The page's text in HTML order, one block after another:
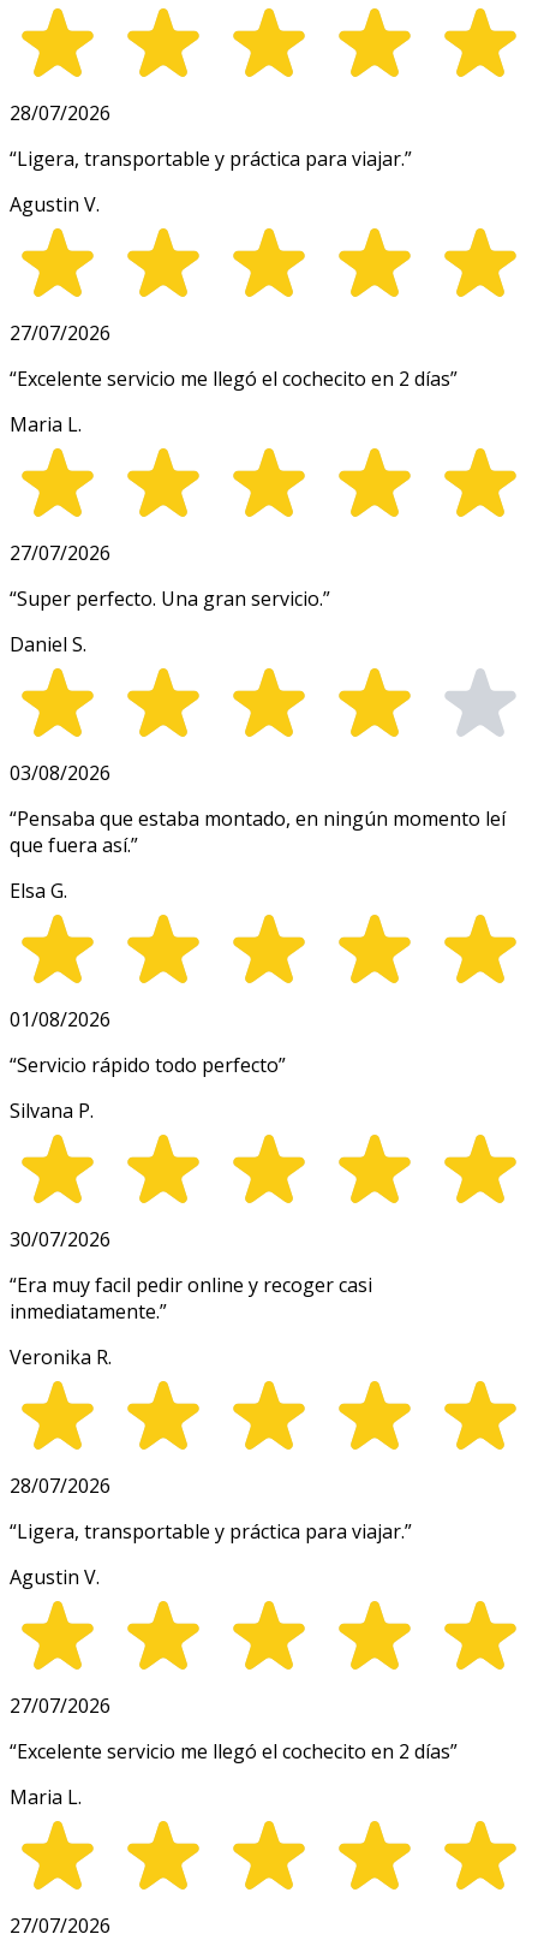
28/07/2026
“Ligera, transportable y práctica para viajar.”
Agustin V.
27/07/2026
“Excelente servicio me llegó el cochecito en 2 días”
Maria L.
27/07/2026
“Super perfecto. Una gran servicio.”
Daniel S.
03/08/2026
“Pensaba que estaba montado, en ningún momento leí
que fuera así.”
Elsa G.
01/08/2026
“Servicio rápido todo perfecto”
Silvana P.
30/07/2026
“Era muy facil pedir online y recoger casi
inmediatamente.”
Veronika R.
28/07/2026
“Ligera, transportable y práctica para viajar.”
Agustin V.
27/07/2026
“Excelente servicio me llegó el cochecito en 2 días”
Maria L.
27/07/2026